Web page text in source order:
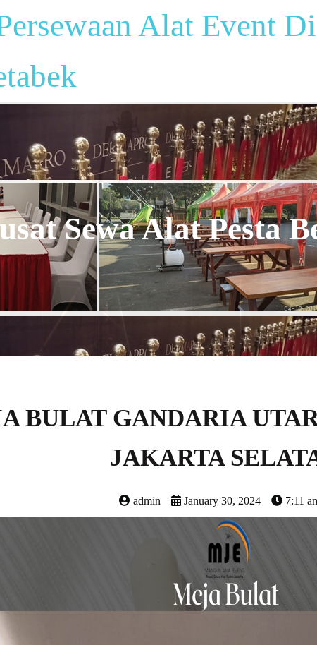
Alat Event Di
Sewa Alat Pesta
BULAT GANDARIA
JAKARTA
admin January 30, 2024 7:11